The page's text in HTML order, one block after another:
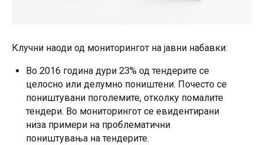
Клучни наоди од мониторингот на јавни набавки:
Во 2016 година дури 23% од тендерите се
целосно или делумно поништени. Почесто се
поништувани поголемите, отколку помалите
тендери. Во мониторингот се евидентирани
низа примери на проблематични
поништувања на тендерите.